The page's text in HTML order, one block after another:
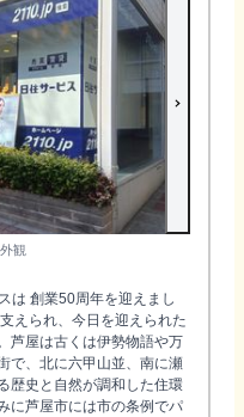
観
は 創業50周年を迎えまし
えられ、今日を迎えられた
芦屋は古くは伊勢物語や万
で、北に六甲山並、南に瀬
歴史と自然が調和した住環
に芦屋市には市の条例でパ